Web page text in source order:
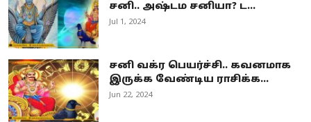
சனி.. அஷ்டம சனியா? ட...
Jul 1, 2024
சனி வக்ர பெயர்ச்சி.. கவனமாக
இருக்க வேண்டிய ராசிக்க...
Jun 22, 2024